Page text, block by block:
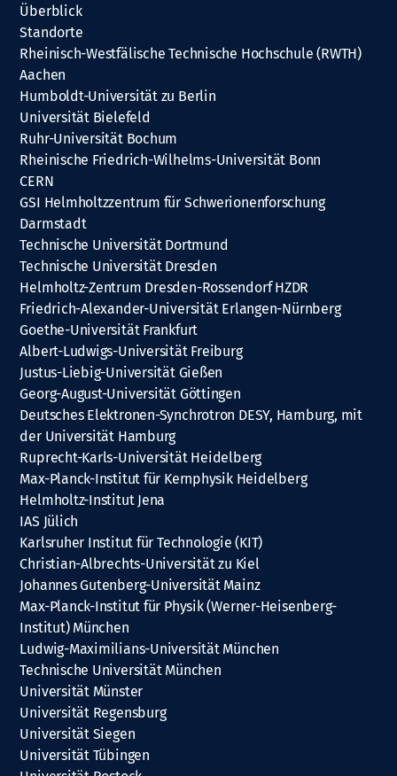
Überblick
Standorte
Rheinisch-Westfälische Technische Hochschule (RWTH)
Aachen
Humboldt-Universität zu Berlin
Universität Bielefeld
Ruhr-Universität Bochum
Rheinische Friedrich-Wilhelms-Universität Bonn
CERN
GSI Helmholtzzentrum für Schwerionenforschung
Darmstadt
Technische Universität Dortmund
Technische Universität Dresden
Helmholtz-Zentrum Dresden-Rossendorf HZDR
Friedrich-Alexander-Universität Erlangen-Nürnberg
Goethe-Universität Frankfurt
Albert-Ludwigs-Universität Freiburg
Justus-Liebig-Universität Gießen
Georg-August-Universität Göttingen
Deutsches Elektronen-Synchrotron DESY, Hamburg, mit
der Universität Hamburg
Ruprecht-Karls-Universität Heidelberg
Max-Planck-Institut für Kernphysik Heidelberg
Helmholtz-Institut Jena
IAS Jülich
Karlsruher Institut für Technologie (KIT)
Christian-Albrechts-Universität zu Kiel
Johannes Gutenberg-Universität Mainz
Max-Planck-Institut für Physik (Werner-Heisenberg-
Institut) München
Ludwig-Maximilians-Universität München
Technische Universität München
Universität Münster
Universität Regensburg
Universität Siegen
Universität Tübingen